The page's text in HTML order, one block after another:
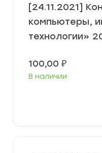
[24.11.2021]
компьютеры,
технологии»
100,00 ₽
В наличии